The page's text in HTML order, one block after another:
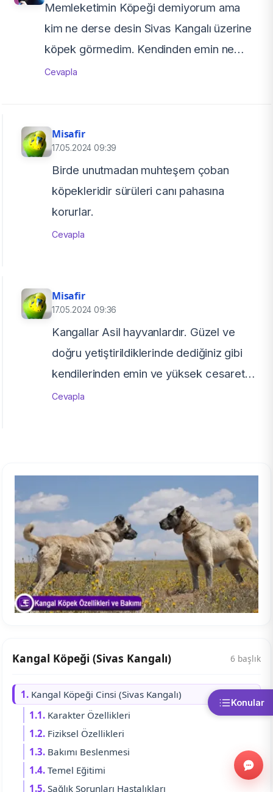
Memleketimin Köpeği demiyorum ama
kim ne derse desin Sivas Kangalı üzerine
köpek görmedim. Kendinden emin ne
yaptığını bilen
Cevapla
Misafir
17.05.2024 09:39
Birde unutmadan muhteşem çoban
köpekleridir sürüleri canı pahasına
korurlar.
Cevapla
Misafir
17.05.2024 09:36
Kangallar Asil hayvanlardır. Güzel ve
doğru yetiştirildiklerinde dediğiniz gibi
kendilerinden emin ve yüksek cesaret
ve sosyalleştirilirlerse insanlara karşı çok
Cevapla
Kangal Köpeği (Sivas Kangalı) 6 başlık
1. Kangal Köpeği Cinsi (Sivas Kangalı)
1.1. Karakter Özellikleri
1.2. Fiziksel Özellikleri
1.3. Bakımı Beslenmesi
1.4. Temel Eğitimi
1.5. Sağlık Sorunları Hastalıkları
Konular